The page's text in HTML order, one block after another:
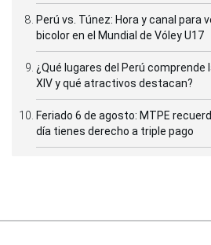
Perú vs. Túnez: Hora y canal para
bicolor en el Mundial de Vóley U17
¿Qué lugares del Perú comprende
XIV y qué atractivos destacan?
Feriado 6 de agosto: MTPE
día tienes derecho a triple pago